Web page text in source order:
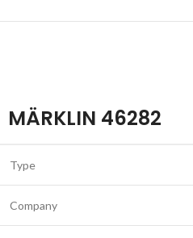
MÄRKLIN 46282
Type
Company